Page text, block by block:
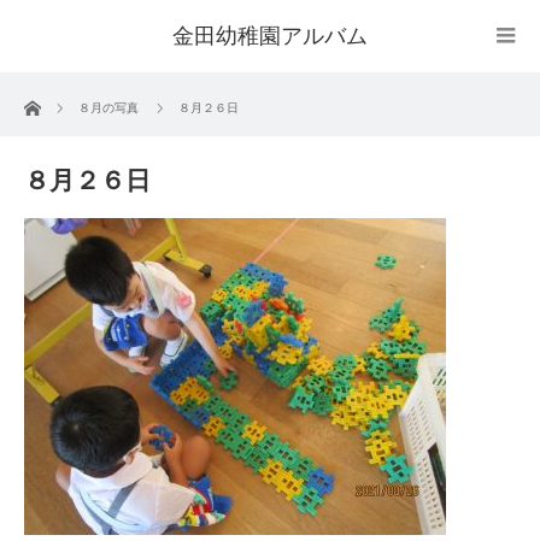
金田幼稚園アルバム
ホーム ８月の写真 ８月２６日
８月２６日